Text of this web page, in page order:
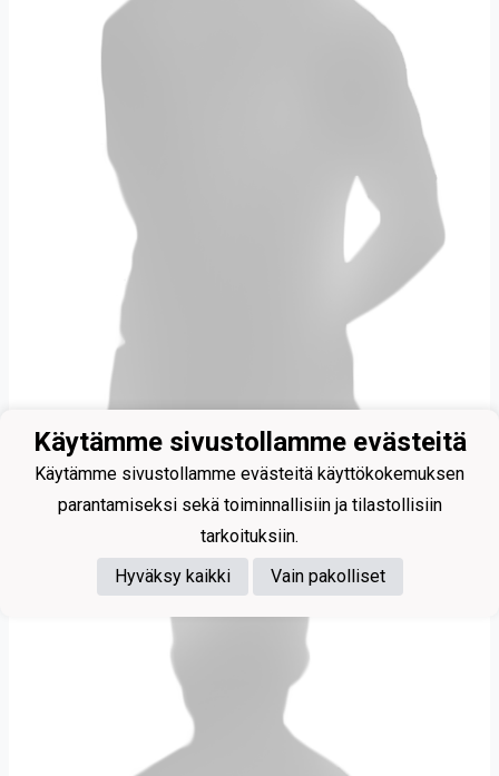
Savolainen Peetu S
Käytämme sivustollamme evästeitä
Käytämme sivustollamme evästeitä käyttökokemuksen
parantamiseksi sekä toiminnallisiin ja tilastollisiin
tarkoituksiin.
Hyväksy kaikki
Vain pakolliset